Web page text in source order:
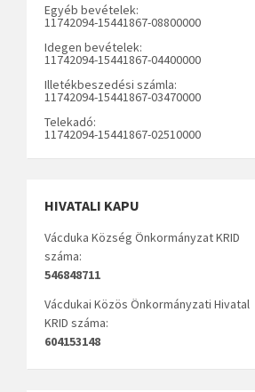
Egyéb bevételek:
11742094-15441867-08800000
Idegen bevételek:
11742094-15441867-04400000
Illetékbeszedési számla:
11742094-15441867-03470000
Telekadó:
11742094-15441867-02510000
HIVATALI KAPU
Vácduka Község Önkormányzat KRID
száma:
546848711
Vácdukai Közös Önkormányzati Hivatal
KRID száma:
604153148